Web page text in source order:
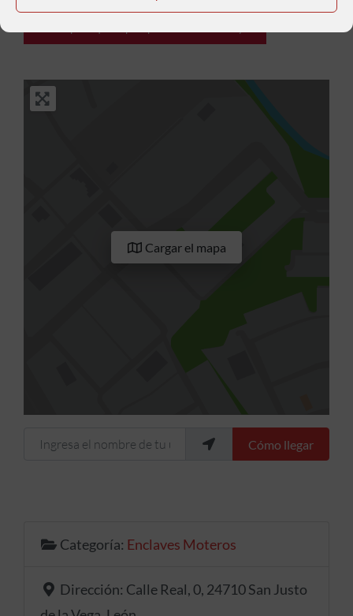
Cargar el mapa
Ingresa el nombre de tu ubicación Cómo llegar
Categoría: Enclaves Moteros
Dirección: Calle Real, 0, 24710 San Justo